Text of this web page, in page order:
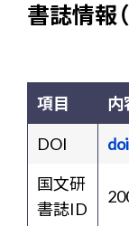
書誌情報
項目 内
DOI
国文研
書誌ID